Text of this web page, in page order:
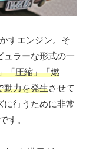
すエンジン。そ
ュラーな形式の一
「圧縮」「燃
動力を発生させて
に行うために非常
す。